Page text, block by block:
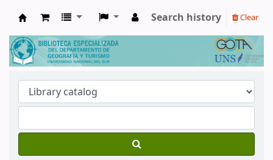
Biblioteca de Geografía y Turismo
Search history Clear